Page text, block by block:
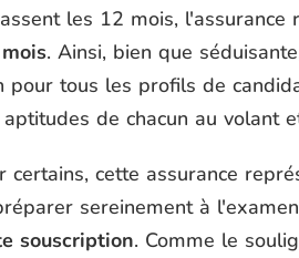
les 12 mois,
. Ainsi, bien que
pour tous les profils de
de chacun au volant
certains, cette assurance
sereinement à
souscription. Comme le